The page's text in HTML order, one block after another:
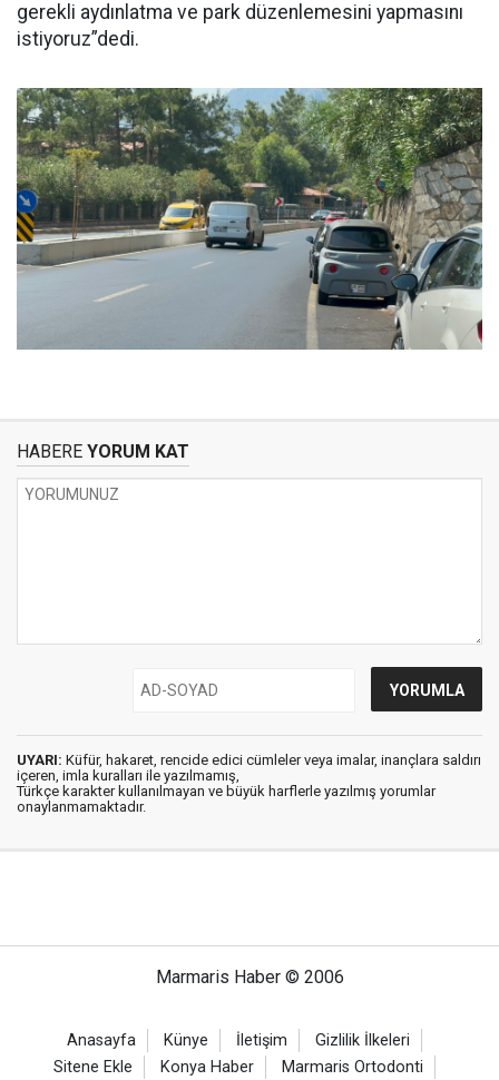
gerekli aydınlatma ve park düzenlemesini yapmasını
istiyoruz”dedi.
HABERE YORUM KAT
UYARI: Küfür, hakaret, rencide edici cümleler veya imalar, inançlara saldırı
içeren, imla kuralları ile yazılmamış,
Türkçe karakter kullanılmayan ve büyük harflerle yazılmış yorumlar
onaylanmamaktadır.
Marmaris Haber © 2006
Anasayfa Künye İletişim
Gizlilik İlkeleri
Sitene Ekle
Konya Haber Marmaris Ortodonti